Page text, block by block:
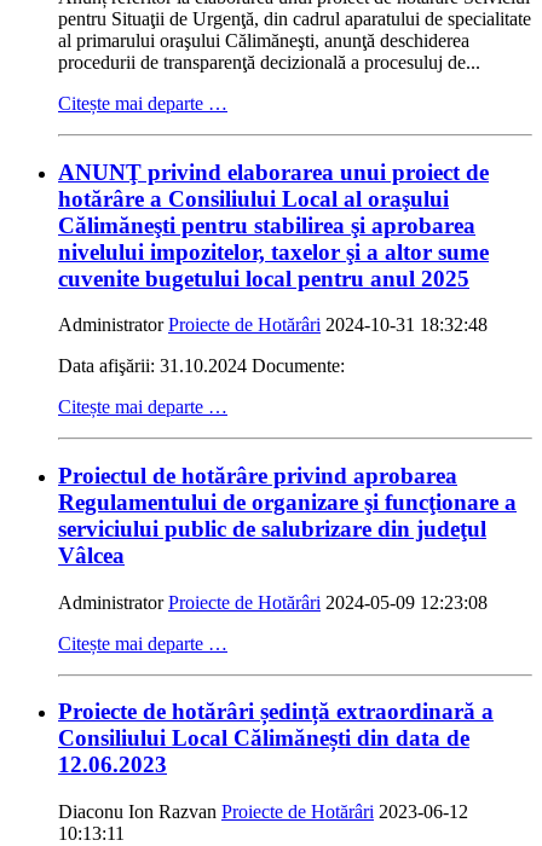
pentru Situaţii de Urgenţă, din cadrul aparatului de specialitate
al primarului oraşului Călimăneşti, anunţă deschiderea
procedurii de transparenţă decizională a procesuluj de...
Citește mai departe …
ANUNŢ privind elaborarea unui proiect de
hotărâre a Consiliului Local al oraşului
Călimăneşti pentru stabilirea şi aprobarea
nivelului impozitelor, taxelor şi a altor sume
cuvenite bugetului local pentru anul 2025
AdministratorProiecte de Hotărâri 2024-10-31 18:32:48
Data afişării: 31.10.2024 Documente:
Citește mai departe …
Proiectul de hotărâre privind aprobarea
Regulamentului de organizare şi funcţionare a
serviciului public de salubrizare din judeţul
Vâlcea
AdministratorProiecte de Hotărâri 2024-05-09 12:23:08
Citește mai departe …
Proiecte de hotărâri ședință extraordinară a
Consiliului Local Călimănești din data de
12.06.2023
Diaconu Ion Razvan Proiecte de Hotărâri 2023-06-12
10:13:11